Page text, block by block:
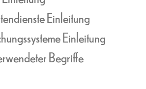
Einleitung
Einleitung
Begriffe